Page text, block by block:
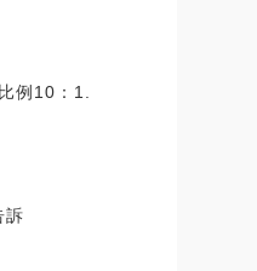
例10：1.
訴